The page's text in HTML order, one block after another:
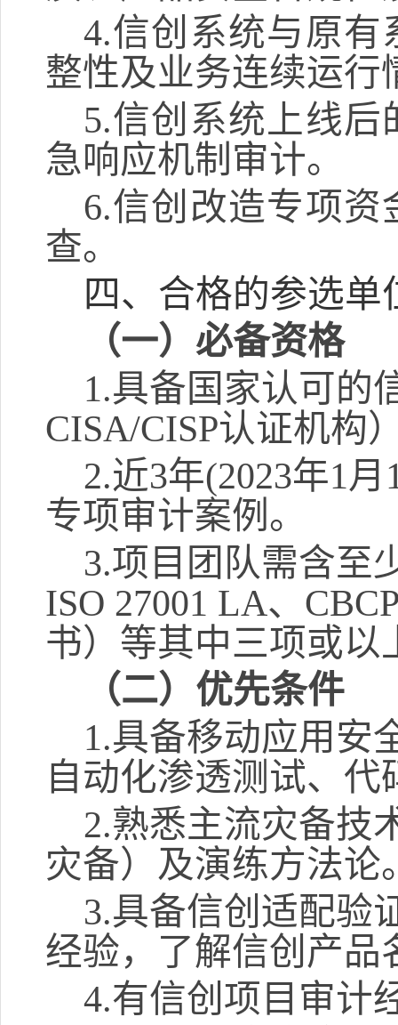
4.信创系统与原有
整性及业务连续运行
5.信创系统上线后
急响应机制审计。
6.信创改造专项资
查。
四、合格的参选
（一） 必备资格
1.具备国家认可的
CISA/CISP认证机构
2.近3年(2023年1
专项审计案例。
3.项目团队需含至
ISO 27001 LA、
书）等其中三项或以
（二） 优先条件
1.具备移动应用安
自动化渗透测试、代
2.熟悉主流灾备技
灾备）及演练方法论
3.具备信创适配验
经验，了解信创产品
4.有信创项目 审计